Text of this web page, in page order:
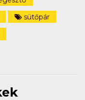
sütőpár